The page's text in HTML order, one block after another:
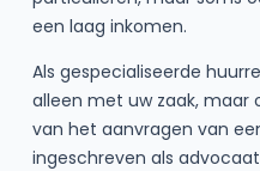
een laag inkomen.
Als gespecialiseerde
alleen met uw zaak, maar
van het aanvragen van
ingeschreven als